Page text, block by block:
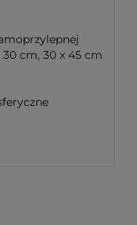
30 cm, 30 x 45 cm